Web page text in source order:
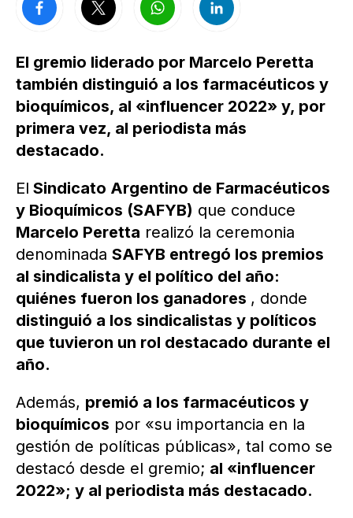
El gremio liderado por Marcelo Peretta
también distinguió a los farmacéuticos y
bioquímicos, al «influencer 2022» y, por
primera vez, al periodista más
destacado.
El Sindicato Argentino de Farmacéuticos
y Bioquímicos (SAFYB) que conduce
Marcelo Peretta realizó la ceremonia
denominada SAFYB entregó los premios
al sindicalista y el político del año:
quiénes fueron los ganadores , donde
distinguió a los sindicalistas y políticos
que tuvieron un rol destacado durante el
año.
Además, premió a los farmacéuticos y
bioquímicos por «su importancia en la
gestión de políticas públicas», tal como se
destacó desde el gremio; al «influencer
2022»; y al periodista más destacado.